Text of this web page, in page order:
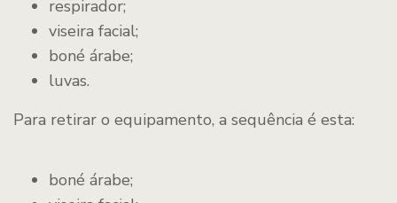
respirador;
viseira facial;
boné árabe;
luvas.
Para retirar o equipamento, a sequência é esta:
boné árabe;